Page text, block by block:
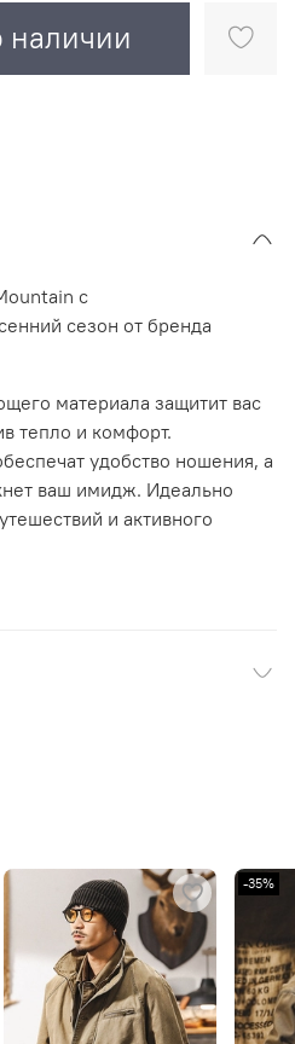
наличии
c
сезон от бренда
материала защитит вас
тепло и комфорт.
удобство ношения, а
ваш имидж. Идеально
и активного
-35%